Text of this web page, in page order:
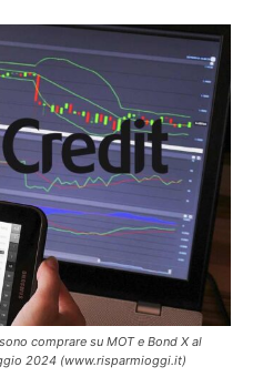
comprare su MOT e Bond X al
2024 (www.risparmioggi.it)